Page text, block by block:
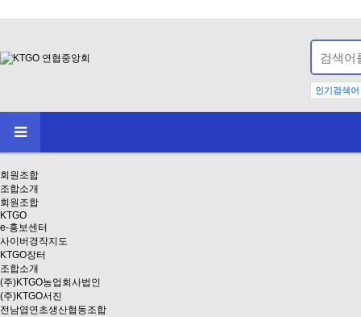
인기검색어
회원조합
조합소개
회원조합
KTGO
e-홍보센터
사이버경작지도
KTGO장터
조합소개
(주)KTGO농업회사법인
(주)KTGO서진
전남엽연초생산협동조합